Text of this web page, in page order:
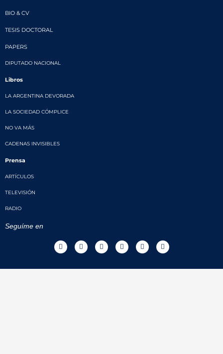
BIO & CV
TESIS DOCTORAL
PAPERS
DIPUTADO NACIONAL
Libros
LA ARGENTINA DEVORADA
LA SOCIEDAD CÓMPLICE
NO VA MÁS
CADENAS INVISIBLES
Prensa
ARTÍCULOS
TELEVISIÓN
RADIO
Seguíme en
T
w
i
t
F
a
c
b
I
n
s
a
T
i
k
o
T
w
i
c
Y
o
u
u